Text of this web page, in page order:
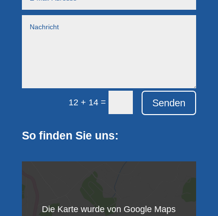
12 + 14 = Senden
So finden Sie uns:
Die Karte wurde von Google Maps